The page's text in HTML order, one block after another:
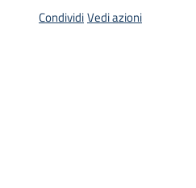
Servizi
CondividiVedi azioni